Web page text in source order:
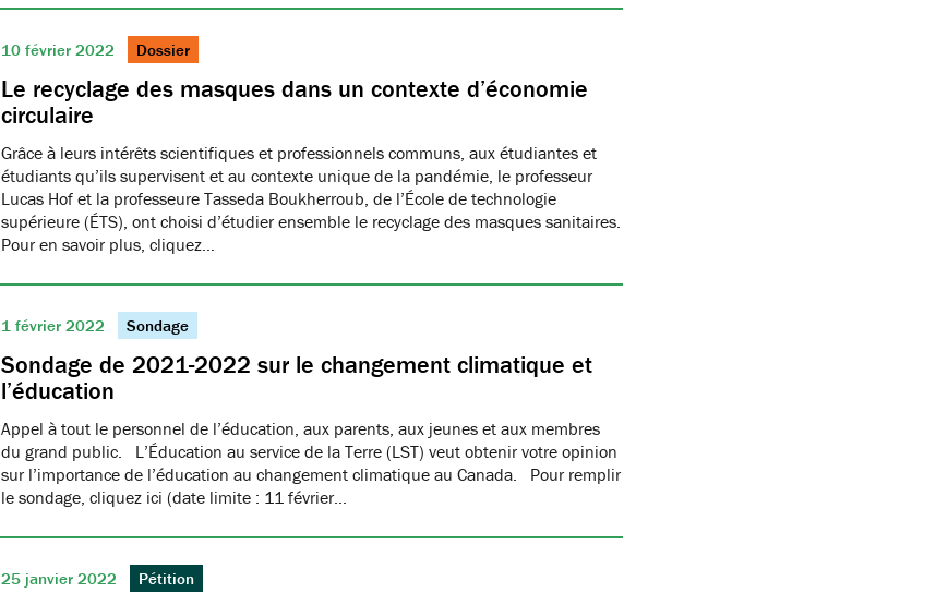
10 février 2022 Dossier
Le recyclage des masques dans un contexte d’économie
circulaire
Grâce à leurs intérêts scientifiques et professionnels communs, aux étudiantes et
étudiants qu’ils supervisent et au contexte unique de la pandémie, le professeur
Lucas Hof et la professeure Tasseda Boukherroub, de l’École de technologie
supérieure (ÉTS), ont choisi d’étudier ensemble le recyclage des masques sanitaires.
Pour en savoir plus, cliquez…
1 février 2022 Sondage
Sondage de 2021-2022 sur le changement climatique et
l’éducation
Appel à tout le personnel de l’éducation, aux parents, aux jeunes et aux membres
du grand public. L’Éducation au service de la Terre (LST) veut obtenir votre opinion
sur l’importance de l’éducation au changement climatique au Canada. Pour remplir
le sondage, cliquez ici (date limite : 11 février…
25 janvier 2022 Pétition